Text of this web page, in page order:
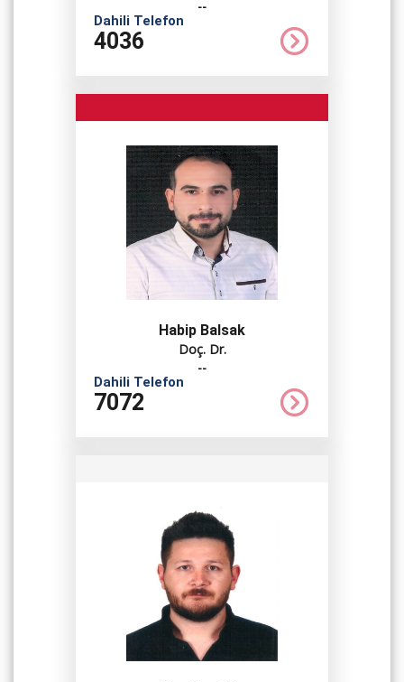
--
Dahili Telefon
4036
Habip Balsak
Doç. Dr.
--
Dahili Telefon
7072